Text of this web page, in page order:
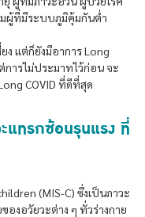
มผู้ที่มีระบบภูมิคุ้มกันต่ำ
ง แต่ก็ยังมีอาการ Long
การไม่ประมาทไว้ก่อน จะ
COVID ที่ดีที่สุด
แทรกซ้อนรุนแรง ที่
(MIS-C) ซึ่งเป็นภาวะ
องอวัยวะต่าง ๆ ทั่วร่างกาย